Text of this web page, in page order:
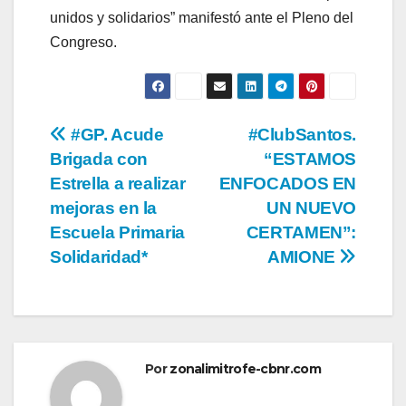
unidos y solidarios” manifestó ante el Pleno del
Congreso.
Navegación
de
entradas
#ClubSantos.
“ESTAMOS
ENFOCADOS EN
UN NUEVO
CERTAMEN”:
AMIONE
#GP. Acude
Brigada con
Estrella a realizar
mejoras en la
Escuela Primaria
Solidaridad*
Porzonalimitrofe-cbnr.com